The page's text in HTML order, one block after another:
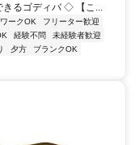
るゴディバ ◇ 【こ...
ークOK
フリーター歓迎
経験不問
未経験者歓迎
夕方
ブランクOK